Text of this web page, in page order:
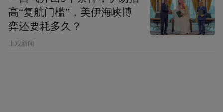
高“复航门槛”，美伊海峡博
弈还要耗多久？
上观新闻